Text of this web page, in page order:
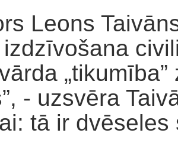
Leons
- uzsvēra
tā ir dvēseles